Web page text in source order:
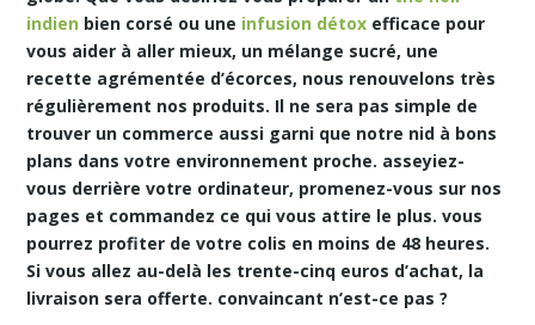
indien bien corsé ou une infusion détox efficace pour
vous aider à aller mieux, un mélange sucré, une
recette agrémentée d’écorces, nous renouvelons très
régulièrement nos produits. Il ne sera pas simple de
trouver un commerce aussi garni que notre nid à bons
plans dans votre environnement proche. asseyiez-
vous derrière votre ordinateur, promenez-vous sur nos
pages et commandez ce qui vous attire le plus. vous
pourrez profiter de votre colis en moins de 48 heures.
Si vous allez au-delà les trente-cinq euros d’achat, la
livraison sera offerte. convaincant n’est-ce pas ?